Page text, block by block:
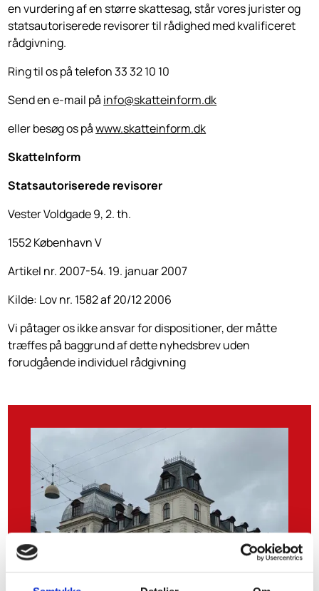
en vurdering af en større skattesag, står vores jurister og
statsautoriserede revisorer til rådighed med kvalificeret
rådgivning.
Ring til os på telefon 33 32 10 10
Send en e-mail på info@skatteinform.dk
eller besøg os påwww.skatteinform.dk
SkatteInform
Statsautoriserede revisorer
Vester Voldgade 9, 2. th.
1552 København V
Artikel nr. 2007-54. 19. januar 2007
Kilde: Lov nr. 1582 af 20/12 2006
Vi påtager os ikke ansvar for dispositioner, der måtte
træffes på baggrund af dette nyhedsbrev uden
forudgående individuel rådgivning